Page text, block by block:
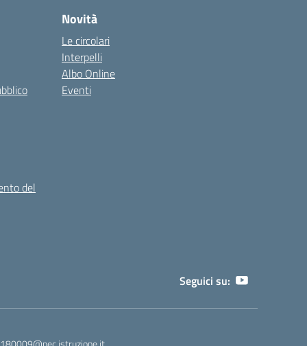
del
Novità
Le circolari
Interpelli
Albo Online
Eventi
Seguici su: